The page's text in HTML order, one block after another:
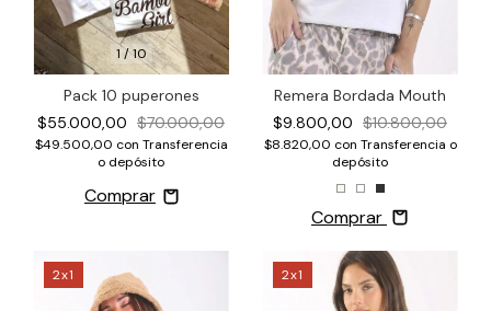
1/10
Pack 10 puperones
$55.000,00 $70.000,00
$49.500,00 con Transferencia
o depósito
Remera Bordada Mouth
$9.800,00 $10.800,00
$8.820,00 con Transferencia o
depósito
Comprar
2x1 2x1